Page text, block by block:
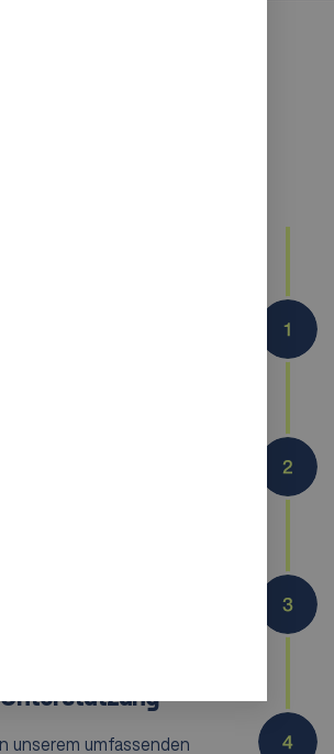
zur
Sie Ihre Bedürfnisse
zusammen, um Ihre
und Ziele zu
Design
ein maßgeschneidertes
das Ihre individuellen
reibungslose Integration in
und minimieren die
unserem umfassenden